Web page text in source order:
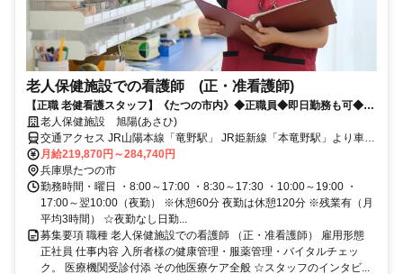
老人保健施設での看護師 (正・准看護師)
【正職 老健看護スタッフ】《たつの市内》◆正職員◆即日勤務も可◆賞
与4.2ヶ月◆託児所完備
老人保健施設 旭陽(あさひ)
交通アクセス JR山陽本線「竜野駅」 JR姫新線「本竜野駅」より車で
10分
月給219,870円～284,740円
兵庫県たつの市
勤務時間・曜日 ・8:00～17:00 ・8:30～17:30 ・10:00～19:00 ・
17:00～翌10:00（夜勤） ※休憩60分 夜勤は休憩120分 ※残業有（月
平均3時間） ☆夜勤なし日勤...
募集要項 職種 老人保健施設での看護師 （正・准看護師） 雇用形態
正社員 仕事内容 入所者様の健康管理・服薬管理・バイタルチェッ
ク。 医療機関受診付添 その他医療ケア全般 ☆スタッフのインタビ...